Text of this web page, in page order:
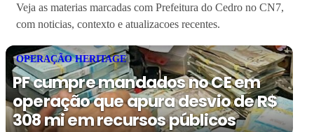
Veja as materias marcadas com Prefeitura do Cedro no CN7,
com noticias, contexto e atualizacoes recentes.
OPERAÇÃO HERITAGE
PF cumpre mandados no CE em
operação que apura desvio de R$
308 mi em recursos públicos